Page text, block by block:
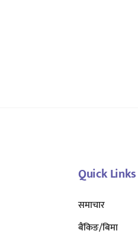
Quick Links
समाचार
बैंकिङ/बिमा